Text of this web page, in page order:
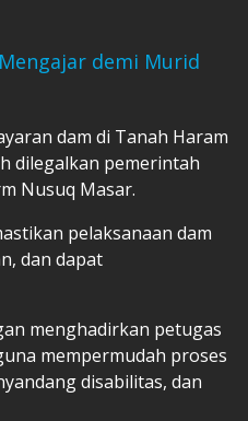
demi Murid
dam di Tanah Haram
dilegalkan pemerintah
Nusuq Masar.
pelaksanaan dam
dan dapat
menghadirkan petugas
mempermudah proses
disabilitas, dan